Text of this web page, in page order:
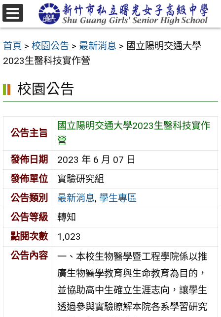
跳
至
要
內
區
首頁 > 校園公告 > 最新消息 > 國立陽明交通大學
2023生醫科技實作營
校園公告
公告主旨
國立陽明交通大學2023生醫科技實作
營
發佈日期
2023 年 6 月 07 日
發佈單位
實驗研究組
公告類別
最新消息, 學生專區
公告等級
轉知
點閱次數
1,023
公告內容
一、本校生物醫學暨工程學院係以推
廣生物醫學教育與生命教育為目的，
並協助高中生確立生涯志向，讓學生
透過參與實驗瞭解本院各系學習研究
選
單